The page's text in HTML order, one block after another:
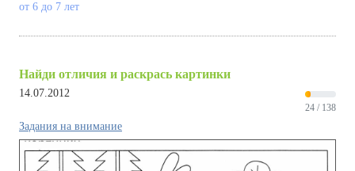
от 6 до 7 лет
Найди отличия и раскрась картинки
14.07.2012
24 / 138
Задания на внимание